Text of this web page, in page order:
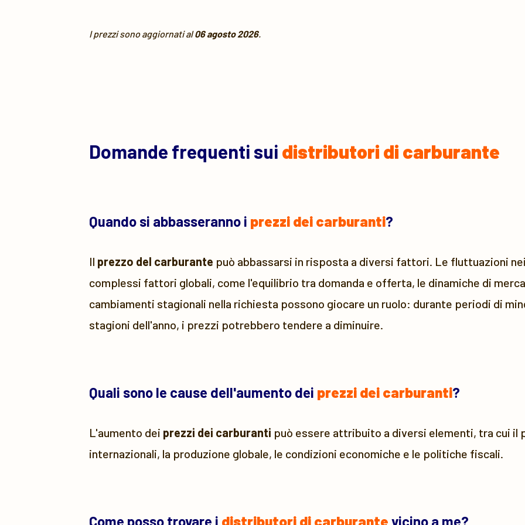
I prezzi sono aggiornati al06 agosto 2026.
Domande frequenti sui distributori di carburante
Quando si abbasseranno i prezzi dei carburanti?
Il prezzo del carburante può abbassarsi in risposta a diversi fattori. Le fluttuazioni
complessi fattori globali, come l'equilibrio tra domanda e offerta, le dinamiche di
cambiamenti stagionali nella richiesta possono giocare un ruolo: durante periodi di
stagioni dell'anno, i prezzi potrebbero tendere a diminuire.
Quali sono le cause dell'aumento dei prezzi dei carburanti?
L'aumento dei prezzi dei carburanti può essere attribuito a diversi elementi, tra cui il
internazionali, la produzione globale, le condizioni economiche e le politiche fiscali.
Come posso trovare i distributori di carburante vicino a me?